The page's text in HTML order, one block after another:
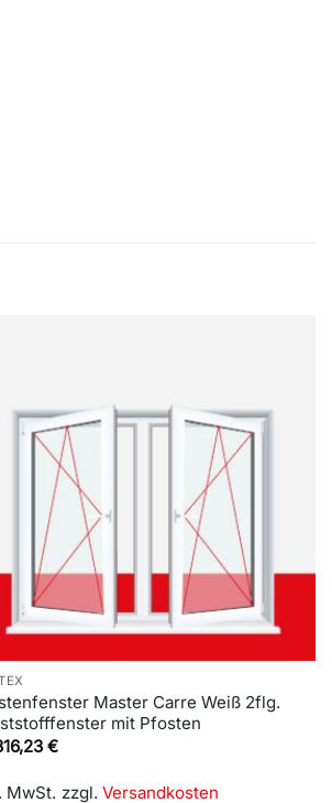
Master Carre Weiß 2flg.
mit Pfosten
€
MwSt. zzgl.Versandkosten